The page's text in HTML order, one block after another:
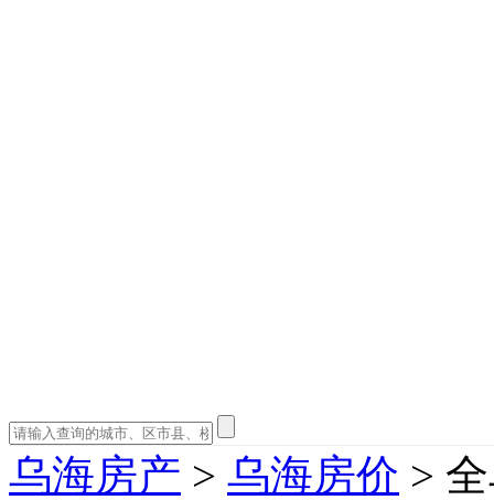
乌海房产 > 乌海房价 >